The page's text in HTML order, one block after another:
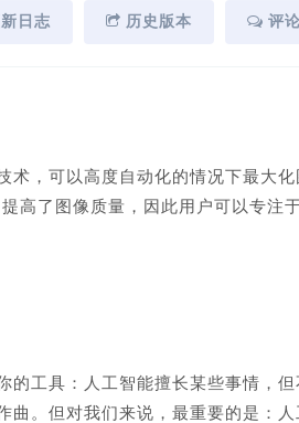
新日志 历史版本 评
术，可以高度自动化的情况下最大
高了图像质量，因此用户可以专注
的工具：人工智能擅长某些事情，
曲。但对我们来说，最重要的是：